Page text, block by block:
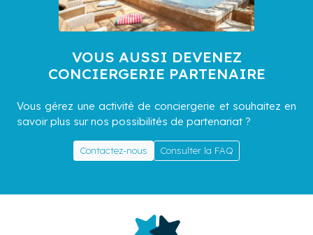
VOUS AUSSI DEVENEZ
CONCIERGERIE PARTENAIRE
Vous gérez une activité de conciergerie et souhaitez en
savoir plus sur nos possibilités de partenariat ?
Contactez-nous Consulter la FAQ